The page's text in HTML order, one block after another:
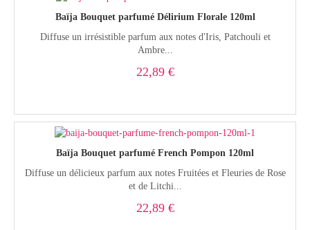
Baïja Bouquet parfumé Délirium Florale 120ml
Diffuse un irrésistible parfum aux notes d'Iris, Patchouli et
Ambre...
22,89 €
Baïja Bouquet parfumé French Pompon 120ml
Diffuse un délicieux parfum aux notes Fruitées et Fleuries de Rose
et de Litchi...
22,89 €